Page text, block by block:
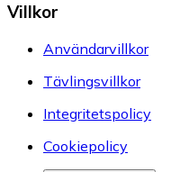
Villkor
Användarvillkor
Tävlingsvillkor
Integritetspolicy
Cookiepolicy